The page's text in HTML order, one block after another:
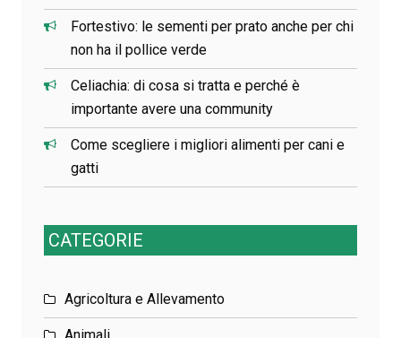
Fortestivo: le sementi per prato anche per chi
non ha il pollice verde
Celiachia: di cosa si tratta e perché è
importante avere una community
Come scegliere i migliori alimenti per cani e
gatti
CATEGORIE
Agricoltura e Allevamento